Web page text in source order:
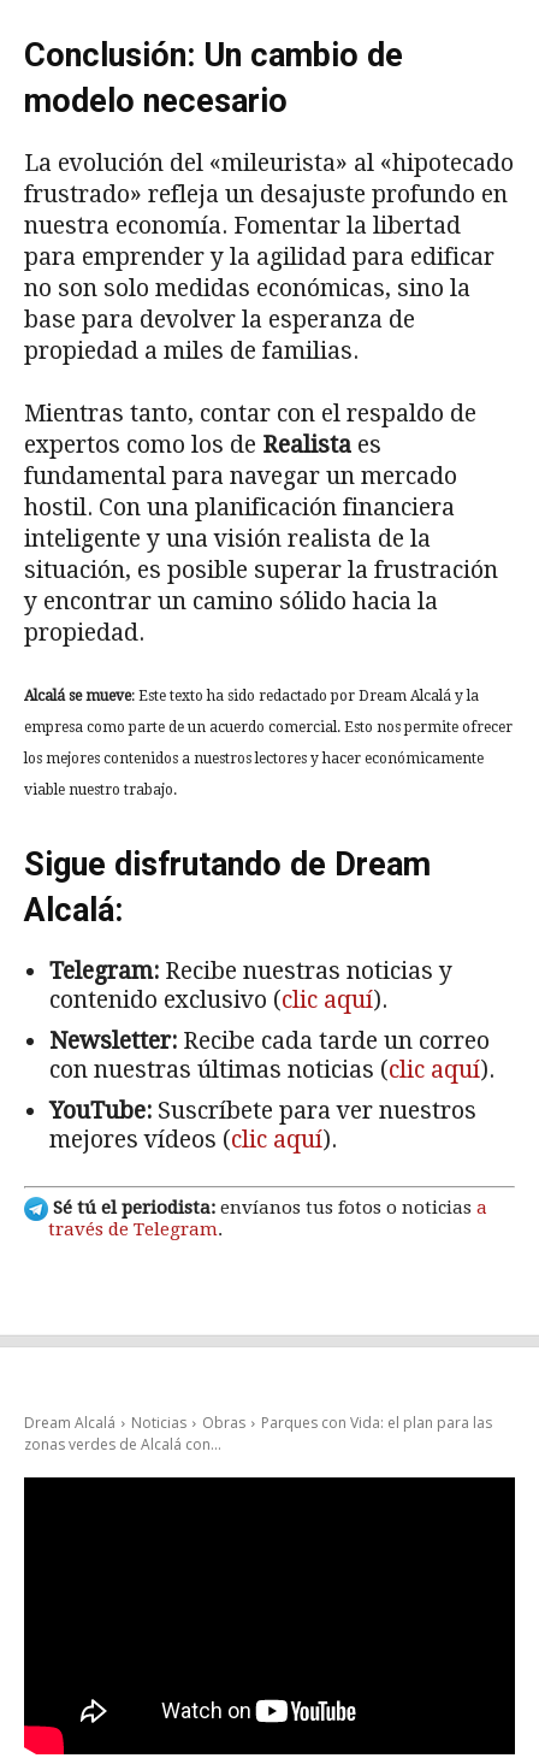
Conclusión: Un cambio de
modelo necesario
La evolución del «mileurista» al «hipotecado
frustrado» refleja un desajuste profundo en
nuestra economía. Fomentar la libertad
para emprender y la agilidad para edificar
no son solo medidas económicas, sino la
base para devolver la esperanza de
propiedad a miles de familias.
Mientras tanto, contar con el respaldo de
expertos como los de Realista es
fundamental para navegar un mercado
hostil. Con una planificación financiera
inteligente y una visión realista de la
situación, es posible superar la frustración
y encontrar un camino sólido hacia la
propiedad.
Alcalá se mueve: Este texto ha sido redactado por Dream Alcalá y la
empresa como parte de un acuerdo comercial. Esto nos permite ofrecer
los mejores contenidos a nuestros lectores y hacer económicamente
viable nuestro trabajo.
Sigue disfrutando de Dream
Alcalá:
Telegram: Recibe nuestras noticias y
contenido exclusivo (clic aquí).
Newsletter: Recibe cada tarde un correo
con nuestras últimas noticias (clic aquí).
YouTube: Suscríbete para ver nuestros
mejores vídeos (clic aquí).
Sé tú el periodista: envíanos tus fotos o noticias a
través de Telegram.